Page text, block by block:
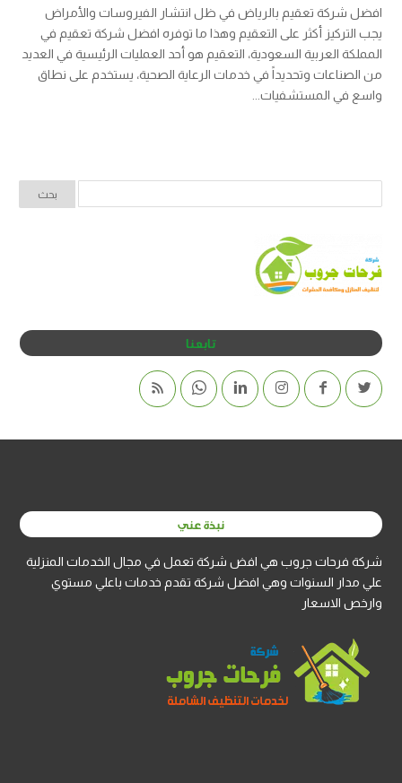
افضل شركة تعقيم بالرياض في ظل انتشار الفيروسات والأمراض
يجب التركيز أكثر على التعقيم وهذا ما توفره افضل شركة تعقيم في
المملكة العربية السعودية، التعقيم هو أحد العمليات الرئيسية في العديد
من الصناعات وتحديداً في خدمات الرعاية الصحية، يستخدم على نطاق
واسع في المستشفيات...
تابعنا
نبذة عني
شركة فرحات جروب هي افض شركة تعمل في مجال الخدمات المنزلية
علي مدار السنوات وهي افضل شركة تقدم خدمات باعلي مستوي
وارخص الاسعار